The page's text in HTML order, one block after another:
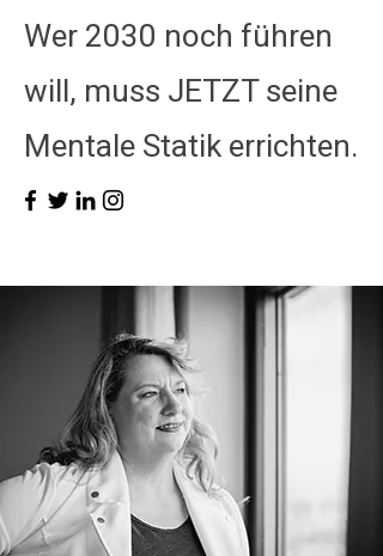
Wer 2030 noch führen
will, muss JETZT seine
Mentale Statik errichten.